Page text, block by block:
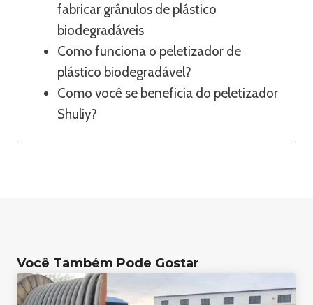
fabricar grânulos de plástico
biodegradáveis
Como funciona o peletizador de
plástico biodegradável?
Como você se beneficia do peletizador
Shuliy?
Você Também Pode Gostar